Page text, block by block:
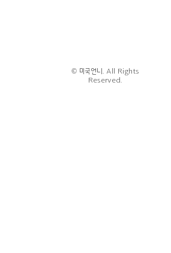
© 미국언니. All Rights
Reserved.